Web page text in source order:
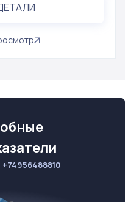
+74956488810